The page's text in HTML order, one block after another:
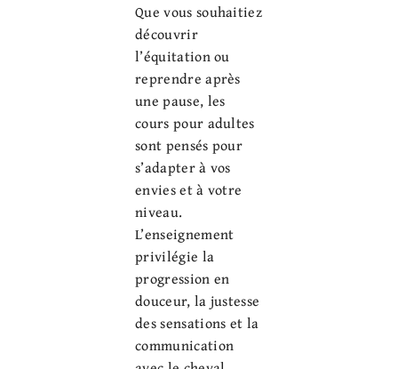
Que vous souhaitiez
découvrir
l’équitation ou
reprendre après
une pause, les
cours pour adultes
sont pensés pour
s’adapter à vos
envies et à votre
niveau.
L’enseignement
privilégie la
progression en
douceur, la justesse
des sensations et la
communication